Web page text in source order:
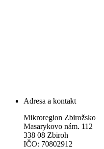
Adresa a kontakt
Mikroregion Zbirožsko
Masarykovo nám. 112
338 08 Zbiroh
IČO: 70802912